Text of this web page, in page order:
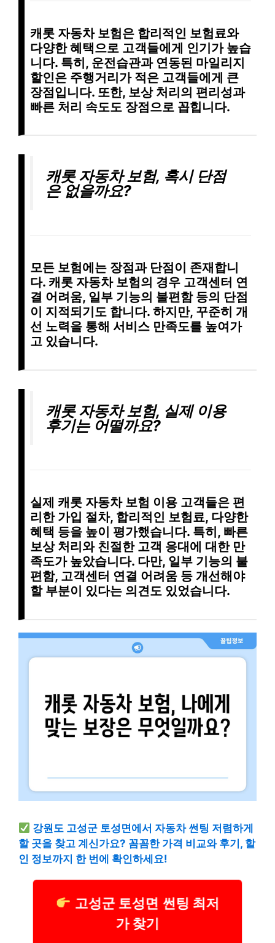
캐롯 자동차 보험은 합리적인 보험료와
다양한 혜택으로 고객들에게 인기가 높습
니다. 특히, 운전습관과 연동된 마일리지
할인은 주행거리가 적은 고객들에게 큰
장점입니다. 또한, 보상 처리의 편리성과
빠른 처리 속도도 장점으로 꼽힙니다.
캐롯 자동차 보험, 혹시 단점
은 없을까요?
모든 보험에는 장점과 단점이 존재합니
다. 캐롯 자동차 보험의 경우 고객센터 연
결 어려움, 일부 기능의 불편함등의 단점
이 지적되기도 합니다. 하지만, 꾸준히 개
선 노력을 통해 서비스 만족도를 높여가
고 있습니다.
캐롯 자동차 보험, 실제 이용
후기는 어떨까요?
실제 캐롯 자동차 보험 이용 고객들은 편
리한 가입 절차, 합리적인 보험료, 다양한
혜택 등을 높이 평가했습니다. 특히, 빠른
보상 처리와 친절한 고객 응대에 대한 만
족도가 높았습니다. 다만, 일부 기능의 불
편함, 고객센터 연결 어려움 등 개선해야
할 부분이 있다는 의견도 있었습니다.
강원도 고성군 토성면에서 자동차 썬팅 저렴하게
할 곳을 찾고 계신가요? 꼼꼼한 가격 비교와 후기, 할
인 정보까지 한 번에 확인하세요!
고성군 토성면 썬팅 최저
가 찾기